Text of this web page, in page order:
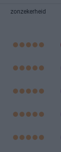
zonzekerheid